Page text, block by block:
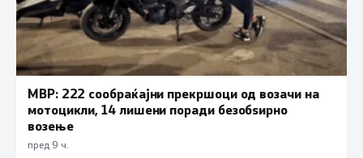
МВР: 222 сообраќајни прекршоци од возачи на
мотоцикли, 14 лишени поради безобѕирно
возење
пред 9 ч.